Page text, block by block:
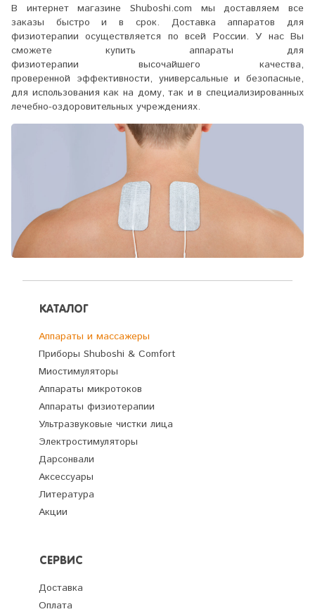
В интернет магазине Shuboshi.com мы доставляем все
заказы быстро и в срок. Доставка аппаратов для
физиотерапии осуществляется по всей России. У нас Вы
сможете купить аппараты для
физиотерапии высочайшего качества,
проверенной эффективности, универсальные и безопасные,
для использования как на дому, так и в специализированных
лечебно-оздоровительных учреждениях.
КАТАЛОГ
Аппараты и массажеры
Приборы Shuboshi & Comfort
Миостимуляторы
Аппараты микротоков
Аппараты физиотерапии
Ультразвуковые чистки лица
Электростимуляторы
Дарсонвали
Аксессуары
Литература
Акции
СЕРВИС
Доставка
Оплата